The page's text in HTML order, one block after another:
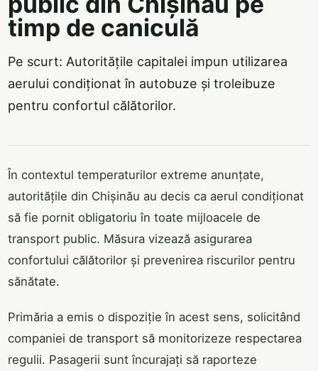
timp de caniculă
Pe scurt: Autoritățile capitalei impun utilizarea
aerului condiționat în autobuze și troleibuze
pentru confortul călătorilor.
În contextul temperaturilor extreme anunțate,
autoritățile din Chișinău au decis ca aerul condiționat
să fie pornit obligatoriu în toate mijloacele de
transport public. Măsura vizează asigurarea
confortului călătorilor și prevenirea riscurilor pentru
sănătate.
Primăria a emis o dispoziție în acest sens, solicitând
companiei de transport să monitorizeze respectarea
regulii. Pasagerii sunt încurajați să raporteze